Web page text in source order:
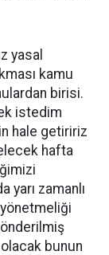
yasal
kamu
birisi.
istedim
hale getiririz
hafta
yarı zamanlı
bunun